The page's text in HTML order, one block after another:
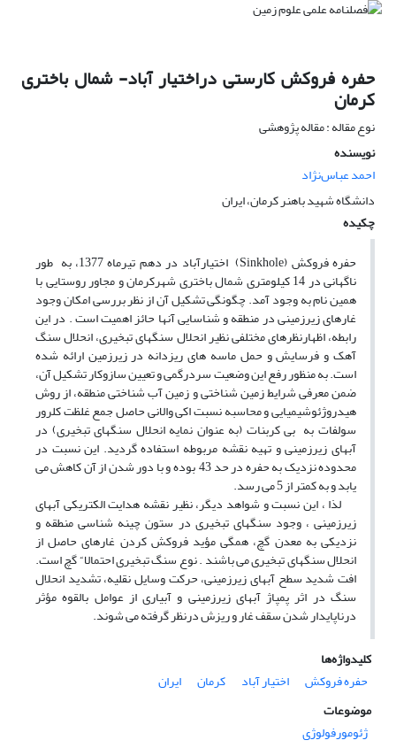
حفره فروکش کارستی دراختیار آباد- شمال باختری
کرمان
نوع مقاله : مقاله پژوهشی
نویسنده
احمد عباس‌نژاد
دانشگاه شهید باهنر کرمان، ایران
چکیده
حفره فروکش (Sinkhole) اختیارآباد در دهم تیرماه 1377، به طور
ناگهانی در 14 کیلومتری شمال باختری شهرکرمان و مجاور روستایی با
همین نام به وجود آمد. چگونگی تشکیل آن از نظر بررسی امکان وجود
غارهای زیرزمینی در منطقه و شناسایی آنها حائز اهمیت است . در این
رابطه، اظهارنظرهای مختلفی نظیر انحلال سنگهای تبخیری، انحلال سنگ
آهک و فرسایش و حمل ماسه های ریزدانه در زیرزمین ارائه شده
است. به منظور رفع این وضعیت سردرگمی و تعیین سازوکار تشکیل آن،
ضمن معرفی شرایط زمین شناختی و زمین آب شناختی منطقه، از روش
هیدروژئوشیمیایی و محاسبه نسبت اکی والانی حاصل جمع غلظت کلرور
سولفات به بی کربنات (به عنوان نمایه انحلال سنگهای تبخیری) در
آبهای زیرزمینی و تهیه نقشه مربوطه استفاده گردید. این نسبت در
محدوده نزدیک به حفره در حد 43 بوده و با دور شدن از آن کاهش می
یابد و به کمتر از 5 می رسد.
لذا ، این نسبت و شواهد دیگر، نظیر نقشه هدایت الکتریکی آبهای
زیرزمینی ، وجود سنگهای تبخیری در ستون چینه شناسی منطقه و
نزدیکی به معدن گچ، همگی مؤید فروکش کردن غارهای حاصل از
انحلال سنگهای تبخیری می باشند . نوع سنگ تبخیری احتمالا“ گچ است.
افت شدید سطح آبهای زیرزمینی، حرکت وسایل نقلیه، تشدید انحلال
سنگ در اثر پمپاژ آبهای زیرزمینی و آبیاری از عوامل بالقوه مؤثر
درناپایدار شدن سقف غار و ریزش درنظر گرفته می شوند.
کلیدواژه‌ها
حفره فروکش
اختیار آباد کرمان
ایران
موضوعات
ژئومورفولوژی